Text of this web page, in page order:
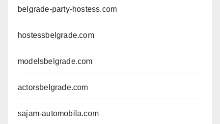
belgrade-party-hostess.com
hostessbelgrade.com
modelsbelgrade.com
actorsbelgrade.com
sajam-automobila.com